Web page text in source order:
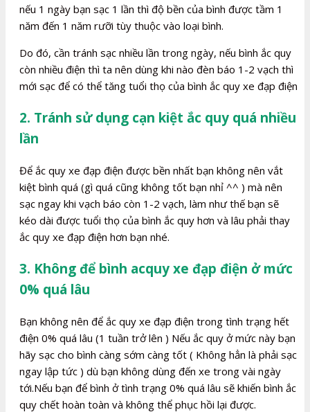
nếu 1 ngày bạn sạc 1 lần thì độ bền của bình được tầm 1
năm đến 1 năm rưỡi tùy thuộc vào loại bình.
Do đó, cần tránh sạc nhiều lần trong ngày, nếu bình ắc quy
còn nhiều điện thì ta nên dùng khi nào đèn báo 1-2 vạch thì
mới sạc để có thể tăng tuổi thọ của bình ắc quy xe đạp điện
2. Tránh sử dụng cạn kiệt ắc quy quá nhiều
lần
Để ắc quy xe đạp điện được bền nhất bạn không nên vắt
kiệt bình quá (gì quá cũng không tốt bạn nhỉ ^^ ) mà nên
sạc ngay khi vạch báo còn 1-2 vạch, làm như thế bạn sẽ
kéo dài được tuổi thọ của bình ắc quy hơn và lâu phải thay
ắc quy xe đạp điện hơn bạn nhé.
3. Không để bình acquy xe đạp điện ở mức
0% quá lâu
Bạn không nên để ắc quy xe đạp điện trong tình trạng hết
điện 0% quá lâu (1 tuần trở lên ) Nếu ắc quy ở mức này bạn
hãy sạc cho bình càng sớm càng tốt ( Không hẳn là phải sạc
ngay lập tức ) dù bạn không dùng đến xe trong vài ngày
tới.Nếu bạn để bình ở tình trạng 0% quá lâu sẽ khiến bình ắc
quy chết hoàn toàn và không thể phục hồi lại được.